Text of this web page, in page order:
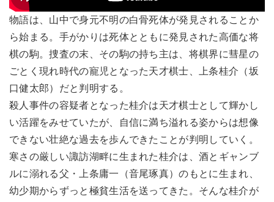
物語は、山中で身元不明の白骨死体が発見されることか
ら始まる。手がかりは死体とともに発見された高価な将
棋の駒。捜査の末、その駒の持ち主は、将棋界に彗星の
ごとく現れ時代の寵児となった天才棋士、上条桂介（坂
口健太郎）だと判明する。
殺人事件の容疑者となった桂介は天才棋士として輝かし
い活躍をみせていたが、自信に満ち溢れる姿からは想像
できない壮絶な過去を歩んできたことが判明していく。
寒さの厳しい諏訪湖畔に生まれた桂介は、酒とギャンブ
ルに溺れる父・上条庸一（音尾琢真）のもとに生まれ、
幼少期からずっと極貧生活を送ってきた。そんな桂介が